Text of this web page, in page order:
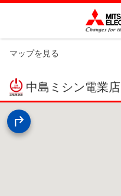
マップを見る
中島ミシン電業店